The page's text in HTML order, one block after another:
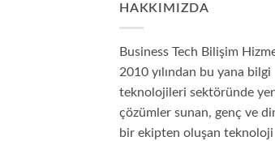
HAKKIMIZDA
Business Tech Bilişim
2010 yılından bu yana bilgi
teknolojileri sektöründe
çözümler sunan, genç ve
bir ekipten oluşan teknoloji